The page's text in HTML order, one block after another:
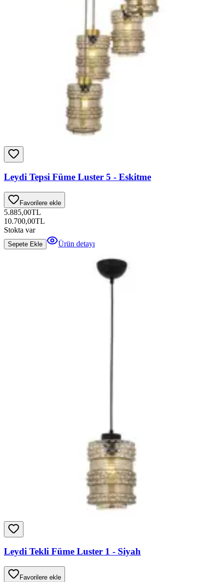
Leydi Tepsi Füme Luster 5 - Eskitme
Favorilere ekle
5.885,00TL
10.700,00TL
Stokta var
Sepete Ekle Ürün detayı
Leydi Tekli Füme Luster 1 - Siyah
Favorilere ekle